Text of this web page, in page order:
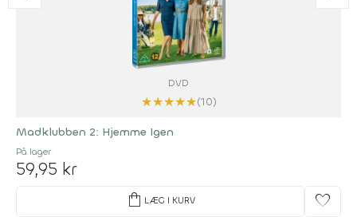
DVD
★★★★★(10)
Madklubben 2: Hjemme Igen
På lager
59,95 kr
shopping_bag LÆG I KURV favorite